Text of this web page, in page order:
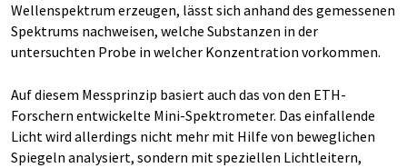
Wellenspektrum erzeugen, lässt sich anhand des gemessenen
Spektrums nachweisen, welche Substanzen in der
untersuchten Probe in welcher Konzentration vorkommen.
Auf diesem Messprinzip basiert auch das von den ETH-
Forschern entwickelte Mini-Spektrometer. Das einfallende
Licht wird allerdings nicht mehr mit Hilfe von beweglichen
Spiegeln analysiert, sondern mit speziellen Lichtleitern,